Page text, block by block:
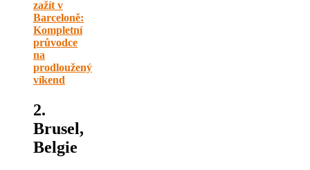
zažít v
Barceloně:
Kompletní
průvodce
na
prodloužený
víkend
2.
Brusel,
Belgie